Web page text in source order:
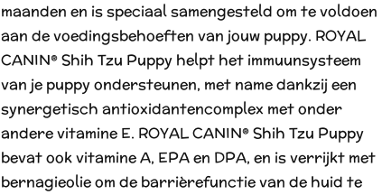
maanden en is speciaal samengesteld om te voldoen
aan de voedingsbehoeften van jouw puppy. ROYAL
CANIN® Shih Tzu Puppy helpt het immuunsysteem
van je puppy ondersteunen, met name dankzij een
synergetisch antioxidantencomplex met onder
andere vitamine E. ROYAL CANIN® Shih Tzu Puppy
bevat ook vitamine A, EPA en DPA, en is verrijkt met
bernagieolie om de barrièrefunctie van de huid te